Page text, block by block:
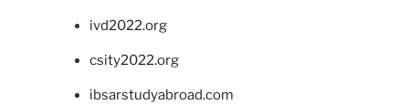
ivd2022.org
csity2022.org
ibsarstudyabroad.com